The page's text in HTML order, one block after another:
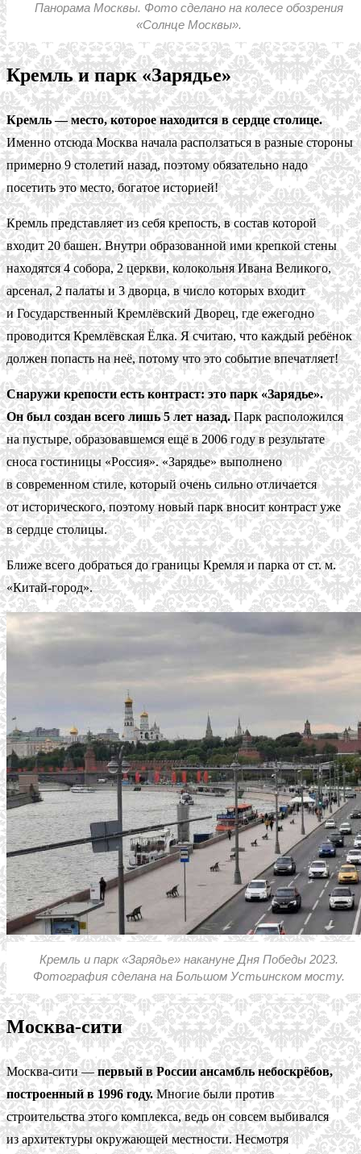
Панорама Москвы. Фото сделано на колесе обозрения
«Солнце Москвы».
Кремль и парк «Зарядье»
Кремль — место, которое находится в сердце столице.
Именно отсюда Москва начала расползаться в разные стороны
примерно 9 столетий назад, поэтому обязательно надо
посетить это место, богатое историей!
Кремль представляет из себя крепость, в состав которой
входит 20 башен. Внутри образованной ими крепкой стены
находятся 4 собора, 2 церкви, колокольня Ивана Великого,
арсенал, 2 палаты и 3 дворца, в число которых входит
и Государственный Кремлёвский Дворец, где ежегодно
проводится Кремлёвская Ёлка. Я считаю, что каждый ребёнок
должен попасть на неё, потому что это событие впечатляет!
Снаружи крепости есть контраст: это парк «Зарядье».
Он был создан всего лишь 5 лет назад.Парк расположился
на пустыре, образовавшемся ещё в 2006 году в результате
сноса гостиницы «Россия». «Зарядье» выполнено
в современном стиле, который очень сильно отличается
от исторического, поэтому новый парк вносит контраст уже
в сердце столицы.
Ближе всего добраться до границы Кремля и парка от ст. м.
«Китай-город».
Кремль и парк «Зарядье» накануне Дня Победы 2023.
Фотография сделана на Большом Устьинском мосту.
Москва-сити
Москва-сити —первый в России ансамбль небоскрёбов,
построенный в 1996 году.Многие были против
строительства этого комплекса, ведь он совсем выбивался
из архитектуры окружающей местности. Несмотря